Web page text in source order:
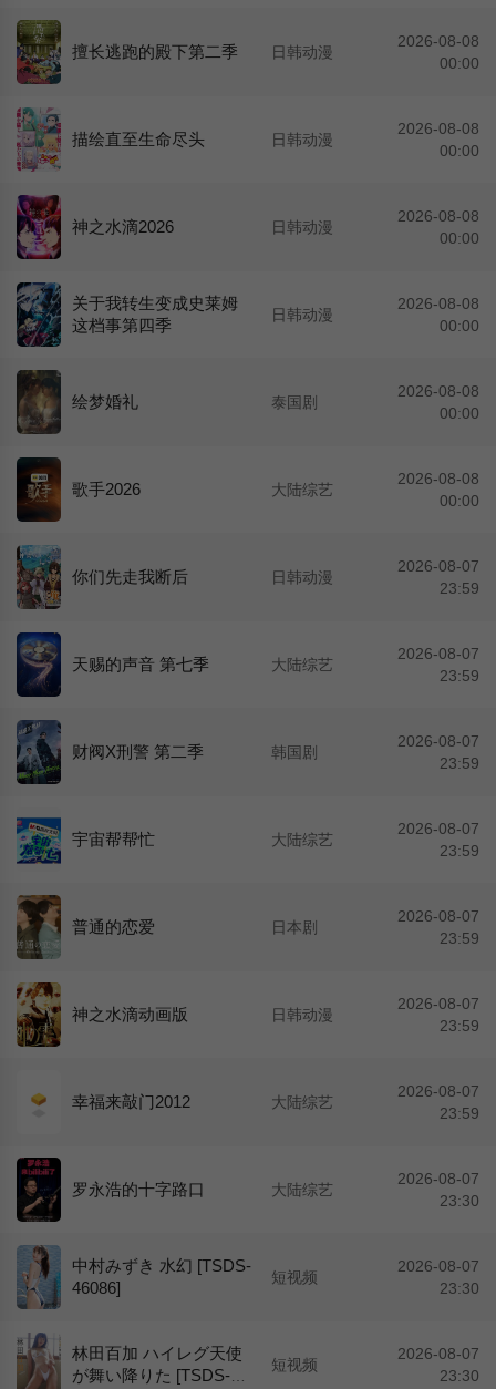
擅长逃跑的殿下第二季 日韩动漫
2026-08-08
00:00
描绘直至生命尽头 日韩动漫
2026-08-08
00:00
神之水滴2026 日韩动漫
2026-08-08
00:00
关于我转生变成史莱姆
这档事第四季
日韩动漫
2026-08-08
00:00
绘梦婚礼 泰国剧
2026-08-08
00:00
歌手2026 大陆综艺
2026-08-08
00:00
你们先走我断后 日韩动漫
2026-08-07
23:59
天赐的声音 第七季 大陆综艺
2026-08-07
23:59
财阀X刑警 第二季 韩国剧
2026-08-07
23:59
宇宙帮帮忙 大陆综艺
2026-08-07
23:59
普通的恋爱 日本剧
2026-08-07
23:59
神之水滴动画版 日韩动漫
2026-08-07
23:59
幸福来敲门2012 大陆综艺
2026-08-07
23:59
罗永浩的十字路口 大陆综艺
2026-08-07
23:30
中村みずき 水幻 [TSDS-
46086]
短视频
2026-08-07
23:30
林田百加 ハイレグ天使
が舞い降りた [TSDS-46
短视频
2026-08-07
23:30